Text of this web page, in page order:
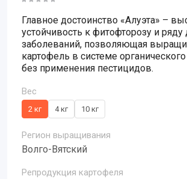
Главное достоинство «Алуэта» –
устойчивость к фитофторозу и ряду
заболеваний, позволяющая
картофель в системе
без применения пестицидов.
Вес
2 кг 4 кг 10 кг
Регион выращивания
Волго-Вятский
Репродукция картофеля